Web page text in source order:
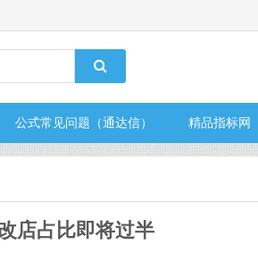
公式常见问题（通达信） 精品指标网
店占比即将过半